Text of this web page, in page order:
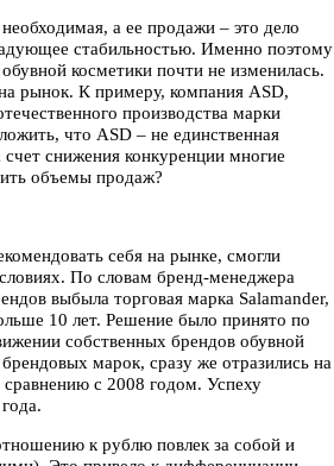
а ее продажи – это дело
стабильностью. Именно поэтому
косметики почти не изменилась.
рынок. К примеру, компания ASD,
производства марки
что ASD – не единственная
снижения конкуренции многие
объемы продаж?
себя на рынке, смогли
По словам бренд-менеджера
выбыла торговая марка Salamander,
10 лет. Решение было принято по
собственных брендов обувной
марок, сразу же отразились на
с 2008 годом. Успеху
к рублю повлек за собой и